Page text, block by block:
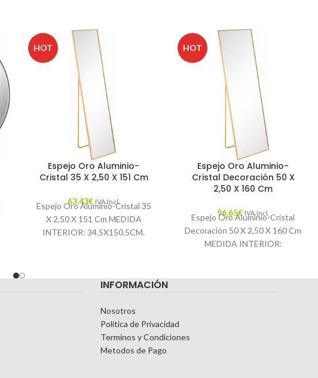
HOT
Espejo Oro Aluminio-
Cristal 35 X 2,50 X 151 Cm
63,43€ IVA Incl.
Espejo Oro Aluminio-Cristal 35
X 2,50 X 151 Cm MEDIDA
INTERIOR: 34.5X150.5CM.
COLOR: ORO PIEZA:
HOT
Espejo Oro Aluminio-
Cristal Decoración 50 X
2,50 X 160 Cm
96,65€ IVA Incl.
Espejo Oro Aluminio-Cristal
Decoración 50 X 2,50 X 160 Cm
MEDIDA INTERIOR:
INFORMACIÓN
Nosotros
Politica de Privacidad
Terminos y Condiciones
Metodos de Pago